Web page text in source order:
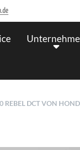
REBEL DCT VON